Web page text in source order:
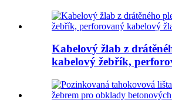
Kabelový žlab z
kabelový žebřík,